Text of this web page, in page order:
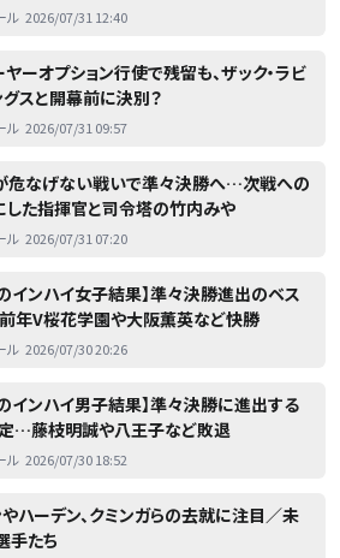
ル 2026/07/31 12:40
ーオプション行使で残留も、ザック・ラビ
スと開幕前に決別？
ル 2026/07/31 09:57
危なげない戦いで準々決勝へ…次戦への
した指揮官と司令塔の竹内みや
ル 2026/07/31 07:20
インハイ女子結果】準々決勝進出のベス
年V桜花学園や大阪薫英など快勝
ル 2026/07/30 20:26
インハイ男子結果】準々決勝に進出する
…藤枝明誠や八王子など敗退
ル 2026/07/30 18:52
ハーデン、クミンガらの去就に注目／未
手たち